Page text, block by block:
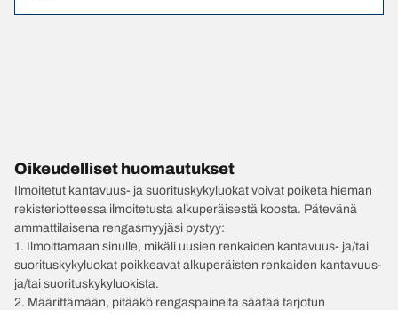
Oikeudelliset huomautukset
Ilmoitetut kantavuus- ja suorituskykyluokat voivat poiketa hieman
rekisteriotteessa ilmoitetusta alkuperäisestä koosta. Pätevänä
ammattilaisena rengasmyyjäsi pystyy:
1. Ilmoittamaan sinulle, mikäli uusien renkaiden kantavuus- ja/tai
suorituskykyluokat poikkeavat alkuperäisten renkaiden kantavuus-
ja/tai suorituskykyluokista.
2. Määrittämään, pitääkö rengaspaineita säätää tarjotun